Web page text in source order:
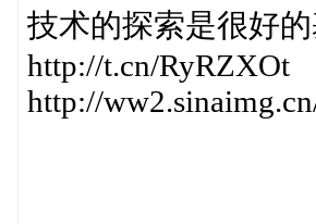
技术的探索是很好
http://t.cn/RyRZXOt
http://